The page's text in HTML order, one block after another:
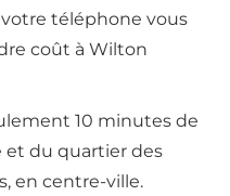
votre téléphone vous
coût à Wilton
10 minutes de
et du quartier des
en centre-ville.